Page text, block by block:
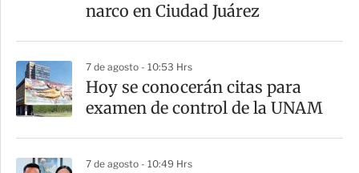
narco en Ciudad Juárez
7 de agosto - 10:53 Hrs
Hoy se conocerán citas para
examen de control de la UNAM
7 de agosto - 10:49 Hrs